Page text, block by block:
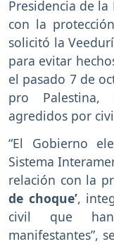
Presidencia de
con la
solicitó la
para evitar
el pasado 7 de
pro Palestina,
agredidos por
“El Gobierno
Sistema
relación con la
de choque’,
civil que han
manifestantes”,